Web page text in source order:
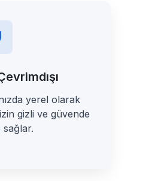
yerel olarak
gizli ve güvende
sağlar.